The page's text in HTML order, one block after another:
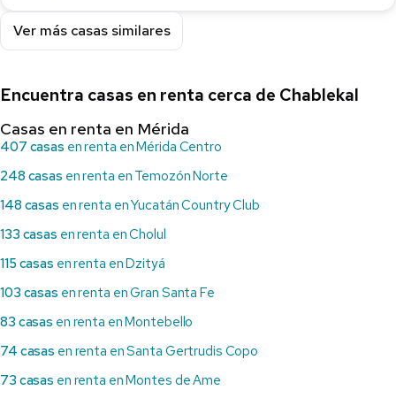
Ver más casas similares
Encuentra casas en renta cerca de Chablekal
Casas en renta en Mérida
407 casas en renta en Mérida Centro
248 casas en renta en Temozón Norte
148 casas en renta en Yucatán Country Club
133 casas en renta en Cholul
115 casas en renta en Dzityá
103 casas en renta en Gran Santa Fe
83 casas en renta en Montebello
74 casas en renta en Santa Gertrudis Copo
73 casas en renta en Montes de Ame